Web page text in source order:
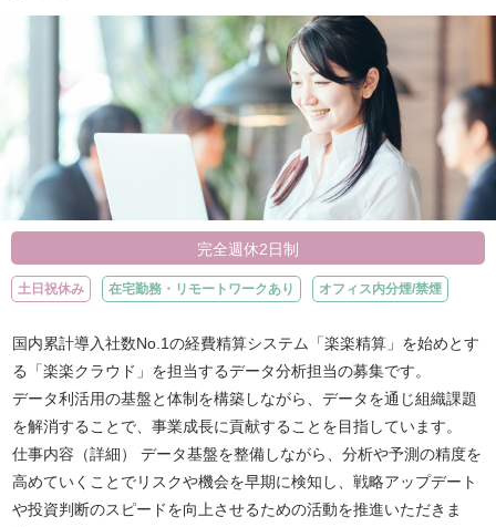
完全週休2日制
土日祝休み 在宅勤務・リモートワークあり オフィス内分煙/禁煙
国内累計導入社数No.1の経費精算システム「楽楽精算」を始めとす
る「楽楽クラウド」を担当するデータ分析担当の募集です。
データ利活用の基盤と体制を構築しながら、データを通じ組織課題
を解消することで、事業成長に貢献することを目指しています。
仕事内容（詳細） データ基盤を整備しながら、分析や予測の精度を
高めていくことでリスクや機会を早期に検知し、戦略アップデート
や投資判断のスピードを向上させるための活動を推進いただきま